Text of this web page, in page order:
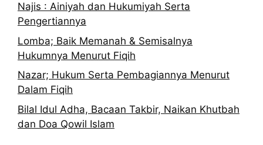
Najis : Ainiyah dan Hukumiyah Serta
Pengertiannya
Lomba; Baik Memanah & Semisalnya
Hukumnya Menurut Fiqih
Nazar; Hukum Serta Pembagiannya Menurut
Dalam Fiqih
Bilal Idul Adha, Bacaan Takbir, Naikan Khutbah
dan Doa Qowil Islam